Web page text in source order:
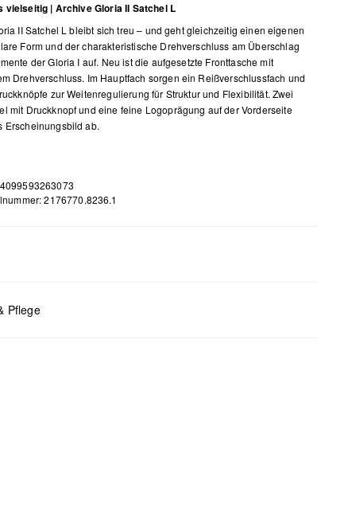
vielseitig | Archive Gloria II Satchel L
II Satchel L bleibt sich treu – und geht gleichzeitig einen eigenen
Form und der charakteristische Drehverschluss am Überschlag
der Gloria I auf. Neu ist die aufgesetzte Fronttasche mit
Drehverschluss. Im Hauptfach sorgen ein Reißverschlussfach und
zur Weitenregulierung für Struktur und Flexibilität. Zwei
mit Druckknopf und eine feine Logoprägung auf der Vorderseite
Erscheinungsbild ab.
2176770.8236.1
Pflege